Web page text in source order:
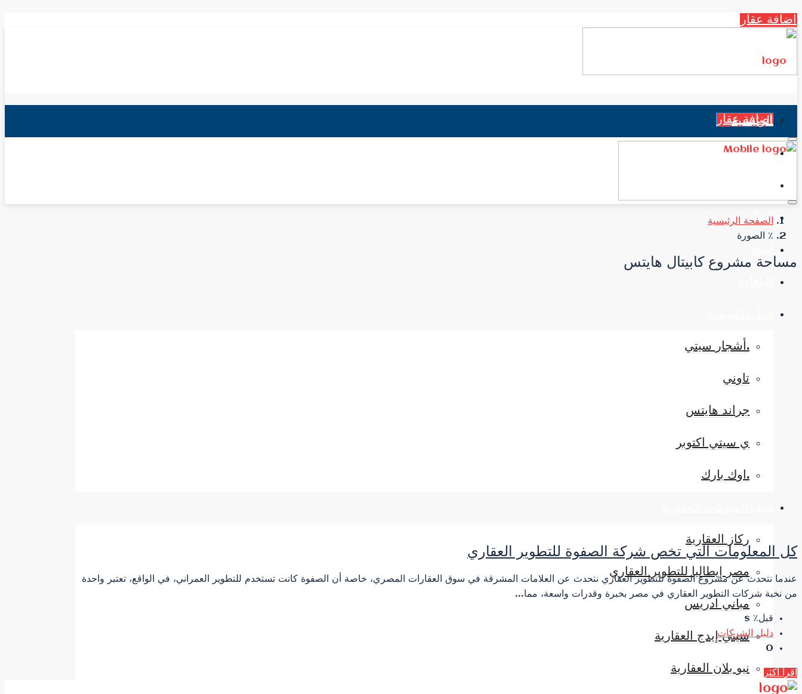
اضافة عقار
اضافة عقار
الرئيسية
جميع العقارات
إيجار
.أشجار سيتي
تاوني
جراند هايتس
ي سيتي اكتوبر
.اوك بارك
ركاز العقارية
مصر إيطاليا للتطوير العقاري
مباني ادريس
سيتي إيدج العقارية
نيو بلان العقارية
الصفحة الرئيسية
٪ الصورة
مساحة مشروع كابيتال هايتس
كل المعلومات التي تخص شركة الصفوة للتطوير العقاري
عندما نتحدث عن مشروع الصفوة للتطوير العقاري نتحدث عن العلامات المشرقة في سوق العقارات المصري، خاصة أن الصفوة كانت تستخدم للتطوير العمراني، في الواقع، تعتبر واحدة
من نخبة شركات التطوير العقاري في مصر بخبرة وقدرات واسعة، مما...
قبل٪ s
دليل الشركات
0
اقرأ أكثر